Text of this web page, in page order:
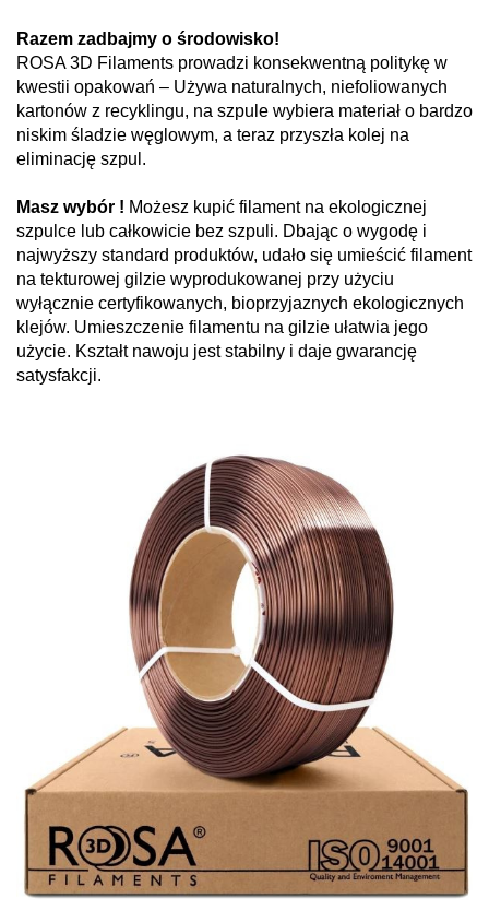
Razem zadbajmy o środowisko!
ROSA 3D Filaments prowadzi konsekwentną politykę w
kwestii opakowań – Używa naturalnych, niefoliowanych
kartonów z recyklingu, na szpule wybiera materiał o bardzo
niskim śladzie węglowym, a teraz przyszła kolej na
eliminację szpul.
Masz wybór ! Możesz kupić filament na ekologicznej
szpulce lub całkowicie bez szpuli. Dbając o wygodę i
najwyższy standard produktów, udało się umieścić filament
na tekturowej gilzie wyprodukowanej przy użyciu
wyłącznie certyfikowanych, bioprzyjaznych ekologicznych
klejów. Umieszczenie filamentu na gilzie ułatwia jego
użycie. Kształt nawoju jest stabilny i daje gwarancję
satysfakcji.